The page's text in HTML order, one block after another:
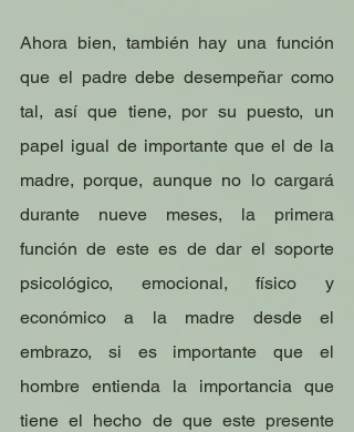
Ahora bien, también hay una función
que el padre debe desempeñar como
tal, así que tiene, por su puesto, un
papel igual de importante que el de la
madre, porque, aunque no lo cargará
durante nueve meses, la primera
función de este es de dar el soporte
psicológico, emocional, físico y
económico a la madre desde el
embrazo, si es importante que el
hombre entienda la importancia que
tiene el hecho de que este presente